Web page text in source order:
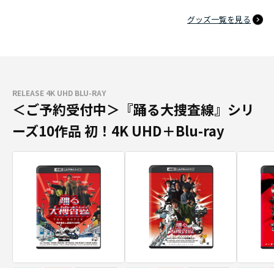
グッズ一覧を見る
RELEASE 4K UHD BLU-RAY
＜ご予約受付中＞『踊る大捜査線』シリ
ーズ10作品 初！4K UHD＋Blu-ray